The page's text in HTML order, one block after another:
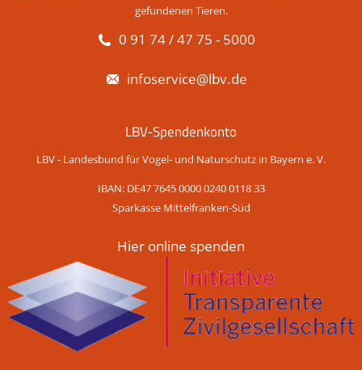
gefundenen Tieren.
0 91 74 / 47 75 - 5000
infoservice@lbv.de
LBV-Spendenkonto
LBV - Landesbund für Vogel- und Naturschutz in Bayern e. V.
IBAN: DE47 7645 0000 0240 0118 33
Sparkasse Mittelfranken-Süd
Hier online spenden